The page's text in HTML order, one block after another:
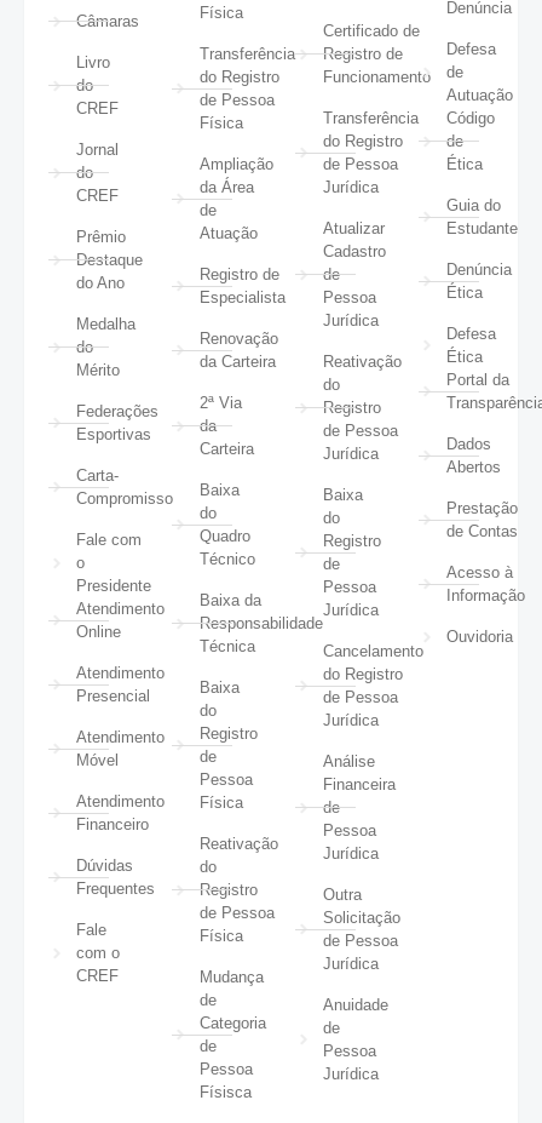
Câmaras
Livro
do
CREF
Jornal
do
CREF
Prêmio
Destaque
do Ano
Medalha
do
Mérito
Federações
Esportivas
Carta-
Compromisso
Fale com
o
Presidente
Atendimento
Online
Atendimento
Presencial
Atendimento
Móvel
Atendimento
Financeiro
Dúvidas
Frequentes
Fale
com o
CREF
Física
Transferência
do Registro
de Pessoa
Física
Ampliação
da Área
de
Atuação
Registro de
Especialista
Renovação
da Carteira
2ª Via
da
Carteira
Baixa
do
Quadro
Técnico
Baixa da
Responsabilidade
Técnica
Baixa
do
Registro
de
Pessoa
Física
Reativação
do
Registro
de Pessoa
Física
Mudança
de
Categoria
de
Pessoa
Físisca
Certificado de
Registro de
Funcionamento
Transferência
do Registro
de Pessoa
Jurídica
Atualizar
Cadastro
de
Pessoa
Jurídica
Reativação
do
Registro
de Pessoa
Jurídica
Baixa
do
Registro
de
Pessoa
Jurídica
Cancelamento
do Registro
de Pessoa
Jurídica
Análise
Financeira
de
Pessoa
Jurídica
Outra
Solicitação
de Pessoa
Jurídica
Anuidade
de
Pessoa
Jurídica
Denúncia
Defesa
de
Autuação
Código
de
Ética
Guia do
Estudante
Denúncia
Ética
Defesa
Ética
Portal da
Dados
Abertos
Prestação
de Contas
Acesso à
Informação
Ouvidoria